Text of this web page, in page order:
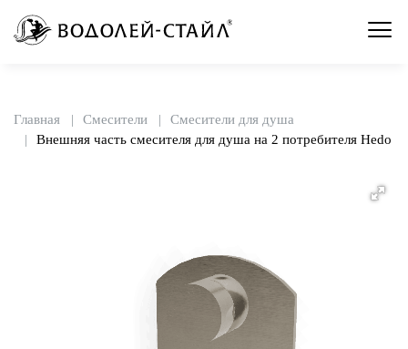
Главная Смесители
Смесители для душа
Внешняя часть смесителя для душа на 2 потребителя Hedo